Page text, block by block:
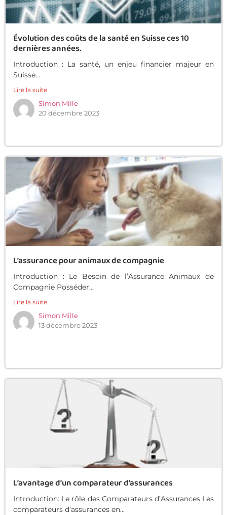
Évolution des coûts de la santé en Suisse ces 10
dernières années.
Introduction : La santé, un enjeu financier majeur en
Suisse...
Lire la suite
Simon Mille
20 décembre 2023
L’assurance pour animaux de compagnie
Introduction : Le Besoin de l’Assurance Animaux de
Compagnie Posséder...
Lire la suite
Simon Mille
13 décembre 2023
L’avantage d’un comparateur d’assurances
Introduction: Le rôle des Comparateurs d’Assurances Les
comparateurs d’assurances en...